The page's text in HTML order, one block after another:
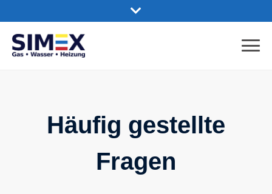
Häufig gestellte
Fragen